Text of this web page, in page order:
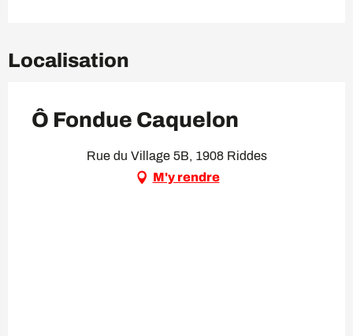
Localisation
Ô Fondue Caquelon
Rue du Village 5B, 1908 Riddes
M'y rendre